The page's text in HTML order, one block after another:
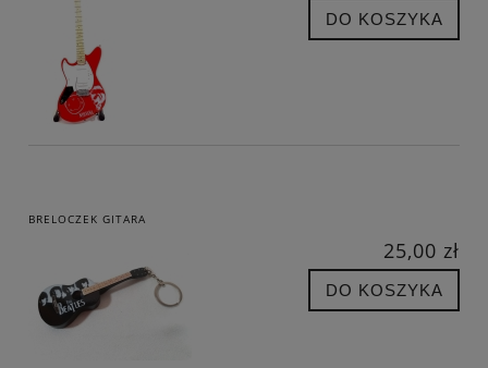
DO KOSZYKA
BRELOCZEK GITARA
25,00 zł
DO KOSZYKA